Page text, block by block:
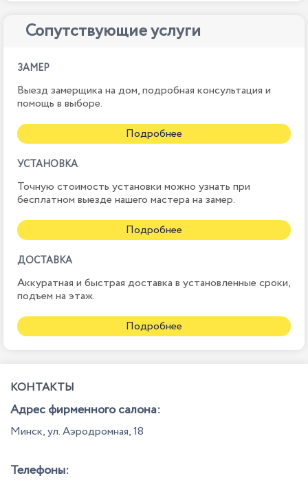
Сопутствующие услуги
ЗАМЕР
Выезд замерщика на дом, подробная консультация и
помощь в выборе.
Подробнее
УСТАНОВКА
Точную стоимость установки можно узнать при
бесплатном выезде нашего мастера на замер.
Подробнее
ДОСТАВКА
Аккуратная и быстрая доставка в установленные сроки,
подъем на этаж.
Подробнее
КОНТАКТЫ
Адрес фирменного салона:
Минск, ул. Аэродромная, 18
Телефоны: